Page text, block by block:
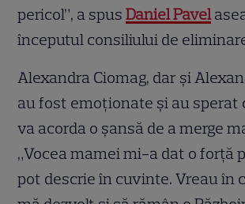
pericol”, a spusDaniel Pavel
începutul consiliului de
Alexandra Ciomag, dar și
au fost emoționate și au sperat
va acorda o șansă de a merge
„Vocea mamei mi-a dat o forță
pot descrie în cuvinte. Vreau în